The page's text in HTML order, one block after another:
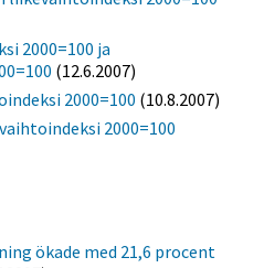
2000=100 ja
(12.6.2007)
2000=100 (10.8.2007)
2000=100
ökade med 21,6 procent